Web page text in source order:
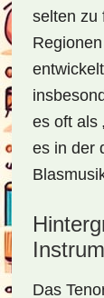
selten zu
es oft als
es in der
Das